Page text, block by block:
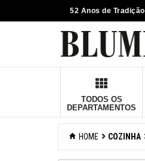
52 Anos de Tradição
×
Organização
Acessórios para
confeitaria
TODOS OS
DEPARTAMENTOS
HOME COZINHA